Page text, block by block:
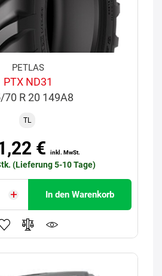
PETLAS
PTX ND31
70 R 20 149A8
TL
€ inkl. MwSt.
(Lieferung 5-10 Tage)
In den Warenkorb